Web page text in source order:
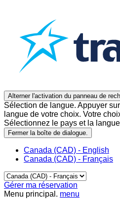
Alterner l'activation du panneau de
Sélection de langue. Appuyer
langue de votre choix. Votre
Sélectionnez le pays et la langue
Fermer la boîte de dialogue.
Canada (CAD) - English
Canada (CAD) - Français
Gérer ma réservation
Menu principal. menu